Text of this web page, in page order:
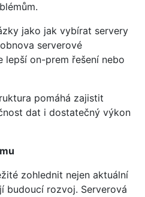
jako jak vybírat servery
serverové
lepší on-prem řešení nebo
pomáhá zajistit
dat i dostatečný výkon
zohlednit nejen aktuální
budoucí rozvoj. Serverová